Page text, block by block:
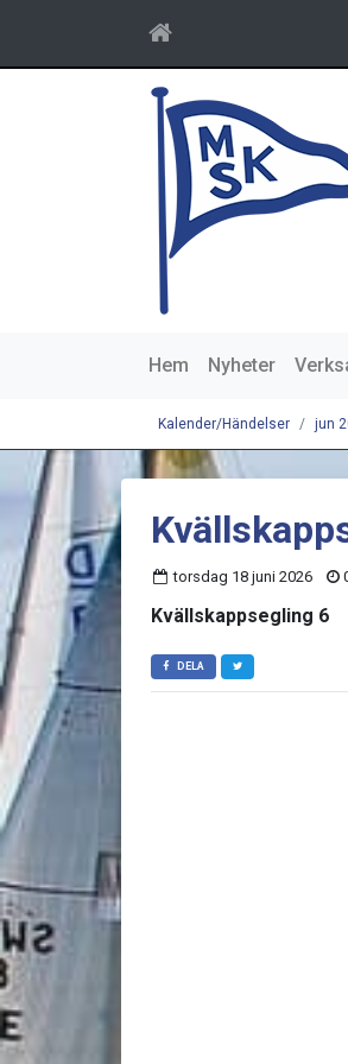
Hem Nyheter
Kalender/Händelser jun
torsdag 18 juni 2026
Kvällskappsegling 6
DELA